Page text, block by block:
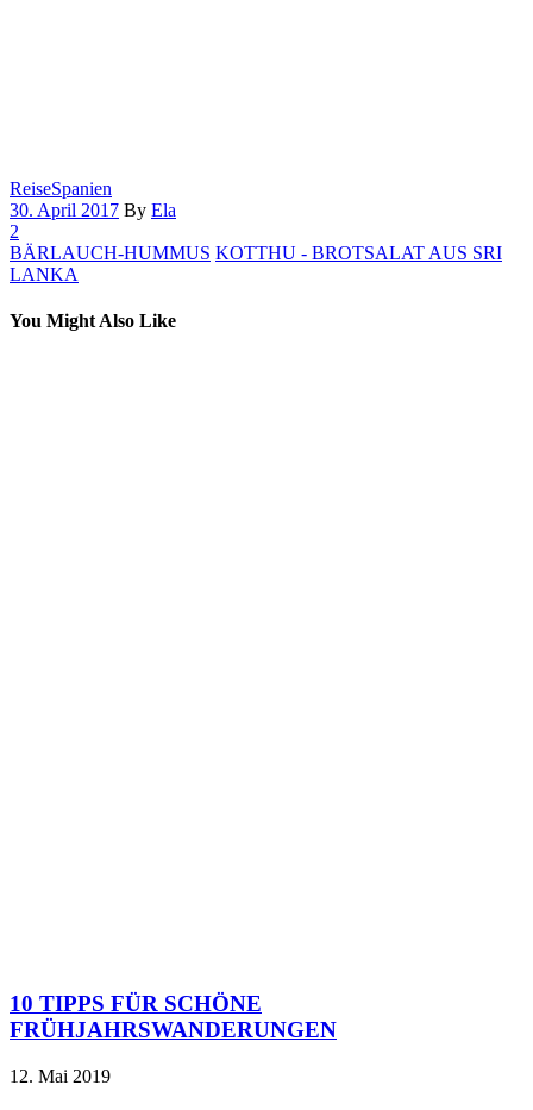
ReiseSpanien
30. April 2017 By Ela
2
BÄRLAUCH-HUMMUS KOTTHU - BROTSALAT AUS SRI
LANKA
You Might Also Like
10 TIPPS FÜR SCHÖNE
FRÜHJAHRSWANDERUNGEN
12. Mai 2019